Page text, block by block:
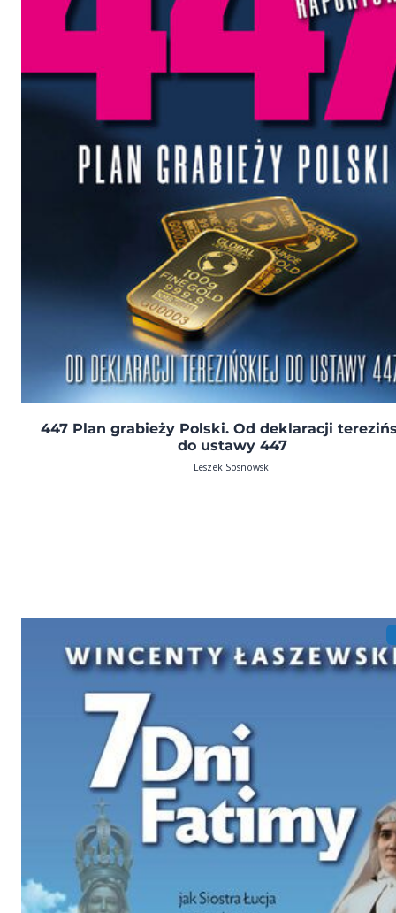
447 Plan grabieży Polski. Od deklaracji
do ustawy 447
Leszek Sosnowski